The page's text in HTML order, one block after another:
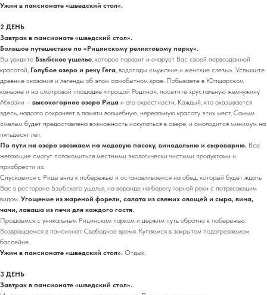
Ужин в пансионате «шведский стол».
2 ДЕНЬ
Завтрак в пансионате «шведский стол».
Большое путешествие по «Рицинскому реликтовому парку».
Вы увидите Бзыбское ущелье, которое поразит и очарует Вас своей первозданной
красотой, Голубое озеро и реку Гега, водопады «мужские и женские слезы». Услышите
древние сказания и легенды об этом самобытном крае. Побываете в Юпшарском
каньоне и на смотровой площадке «прощай Родина», посетите хрустальную жемчужину
Абхазии – высокогорное озеро Рица и его окрестности. Каждый, кто оказывается
здесь, надолго сохраняет в памяти волшебную, нереальную красоту этих мест. Самым
смелым будет предоставлена возможность искупаться в озере, и омолодится минимум на
пятьдесят лет.
По пути на озеро заезжаем на медовую пасеку, винодельню и сыроварню. Все
желающие смогут полакомиться местными экологически чистыми продуктами и
приобрести их.
Спускаемся с Рицы вниз к побережью и останавливаемся на обед, который будет ждать
Вас в ресторане Бзыбского ущелья, на веранде на берегу горной реки с потрясающим
видом. Угощение из жареной форели, салата из свежих овощей и сыра, вина,
чачи, лаваша из печи для каждого гостя.
Прощаемся с уникальным Рицинским парком и держим путь обратно к побережью.
Возвращаемся в пансионат. Свободное время. Купаемся в закрытом подогреваемом
бассейне.
Ужин в пансионате «шведский стол». Отдых.
3 ДЕНЬ
Завтрак в пансионате «шведский стол».